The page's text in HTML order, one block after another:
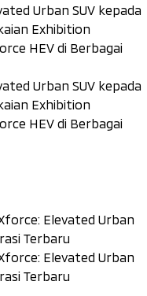
Urban SUV kepada
Exhibition
HEV di Berbagai
Urban SUV kepada
Exhibition
HEV di Berbagai
Elevated Urban
Terbaru
Elevated Urban
Terbaru